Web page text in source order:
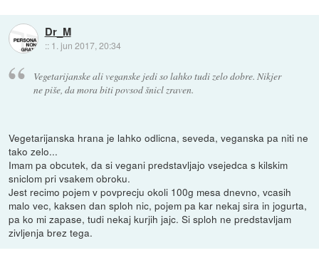
Dr_M
:: 1. jun 2017, 20:34
Vegetarijanske ali veganske jedi so lahko tudi zelo dobre. Nikjer
ne piše, da mora biti povsod šnicl zraven.
Vegetarijanska hrana je lahko odlicna, seveda, veganska pa niti ne
tako zelo...
Imam pa obcutek, da si vegani predstavljajo vsejedca s kilskim
sniclom pri vsakem obroku.
Jest recimo pojem v povprecju okoli 100g mesa dnevno, vcasih
malo vec, kaksen dan sploh nic, pojem pa kar nekaj sira in jogurta,
pa ko mi zapase, tudi nekaj kurjih jajc. Si sploh ne predstavljam
zivljenja brez tega.